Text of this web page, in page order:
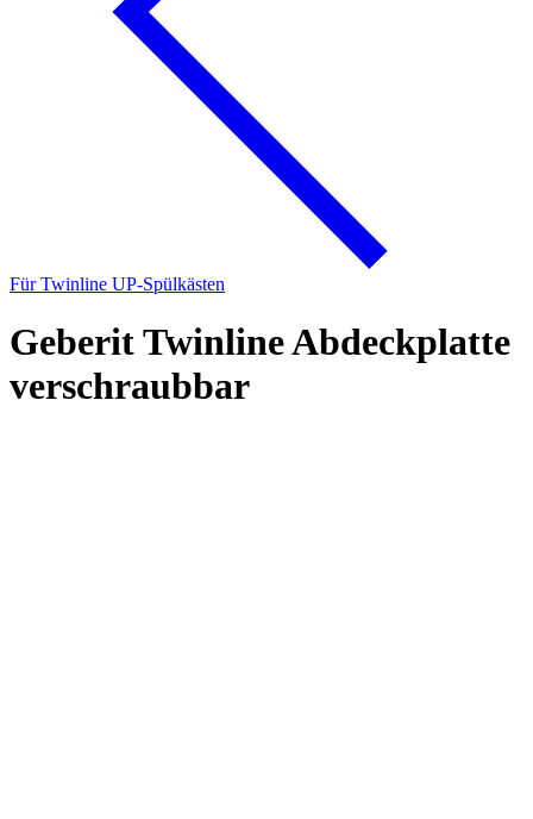
Für Twinline UP-Spülkästen
Geberit Twinline Abdeckplatte
verschraubbar